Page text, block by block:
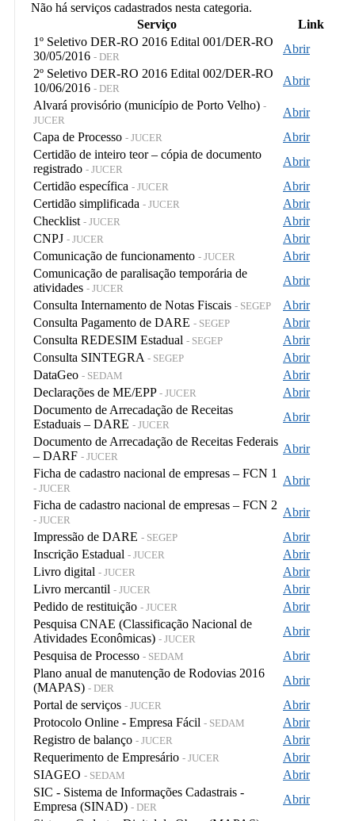
Não há serviços cadastrados nesta categoria.
Serviço
Link
1º Seletivo DER-RO 2016 Edital 001/DER-RO
30/05/2016 - DER
Abrir
2º Seletivo DER-RO 2016 Edital 002/DER-RO
10/06/2016 - DER
Abrir
Alvará provisório (município de Porto Velho) -
JUCER
Abrir
Capa de Processo - JUCER
Abrir
Certidão de inteiro teor – cópia de documento
registrado - JUCER
Abrir
Certidão específica - JUCER
Abrir
Certidão simplificada - JUCER
Abrir
Checklist - JUCER
Abrir
CNPJ - JUCER
Abrir
Comunicação de funcionamento - JUCER
Abrir
Comunicação de paralisação temporária de
atividades - JUCER
Abrir
Consulta Internamento de Notas Fiscais - SEGEP
Abrir
Consulta Pagamento de DARE - SEGEP
Abrir
Consulta REDESIM Estadual - SEGEP
Abrir
Consulta SINTEGRA - SEGEP
Abrir
DataGeo - SEDAM
Abrir
Declarações de ME/EPP - JUCER
Abrir
Documento de Arrecadação de Receitas
Estaduais – DARE - JUCER
Abrir
Documento de Arrecadação de Receitas Federais
– DARF - JUCER
Abrir
Ficha de cadastro nacional de empresas – FCN 1
- JUCER
Abrir
Ficha de cadastro nacional de empresas – FCN 2
- JUCER
Abrir
Impressão de DARE - SEGEP
Abrir
Inscrição Estadual - JUCER
Abrir
Livro digital - JUCER
Abrir
Livro mercantil - JUCER
Abrir
Pedido de restituição - JUCER
Abrir
Pesquisa CNAE (Classificação Nacional de
Atividades Econômicas) - JUCER
Abrir
Pesquisa de Processo - SEDAM
Abrir
Plano anual de manutenção de Rodovias 2016
(MAPAS) - DER
Abrir
Portal de serviços - JUCER
Abrir
Protocolo Online - Empresa Fácil - SEDAM
Abrir
Registro de balanço - JUCER
Abrir
Requerimento de Empresário - JUCER
Abrir
SIAGEO - SEDAM
Abrir
SIC - Sistema de Informações Cadastrais -
Empresa (SINAD) - DER
Abrir